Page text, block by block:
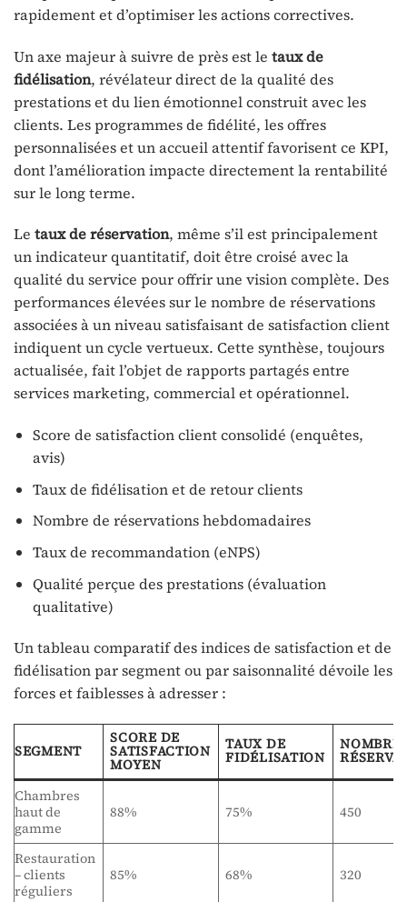
rapidement et d’optimiser les actions correctives.
Un axe majeur à suivre de près est le taux de
fidélisation, révélateur direct de la qualité des
prestations et du lien émotionnel construit avec les
clients. Les programmes de fidélité, les offres
personnalisées et un accueil attentif favorisent ce KPI,
dont l’amélioration impacte directement la rentabilité
sur le long terme.
Le taux de réservation, même s’il est principalement
un indicateur quantitatif, doit être croisé avec la
qualité du service pour offrir une vision complète. Des
performances élevées sur le nombre de réservations
associées à un niveau satisfaisant de satisfaction client
indiquent un cycle vertueux. Cette synthèse, toujours
actualisée, fait l’objet de rapports partagés entre
services marketing, commercial et opérationnel.
Score de satisfaction client consolidé (enquêtes,
avis)
Taux de fidélisation et de retour clients
Nombre de réservations hebdomadaires
Taux de recommandation (eNPS)
Qualité perçue des prestations (évaluation
qualitative)
Un tableau comparatif des indices de satisfaction et de
fidélisation par segment ou par saisonnalité dévoile les
forces et faiblesses à adresser :
SEGMENT
SCORE DE
SATISFACTION
MOYEN
TAUX DE
FIDÉLISATION
NOMBRE
Chambres
haut de
gamme
88% 75% 450
Restauration
– clients
réguliers
85% 68% 320